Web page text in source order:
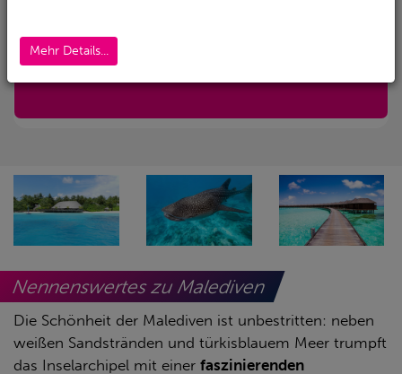
Nur mit Transfer
Nennenswertes zu Malediven
Die Schönheit der Malediven ist unbestritten: neben
weißen Sandstränden und türkisblauem Meer trumpft
das Inselarchipel mit einer faszinierenden
Mehr Details...